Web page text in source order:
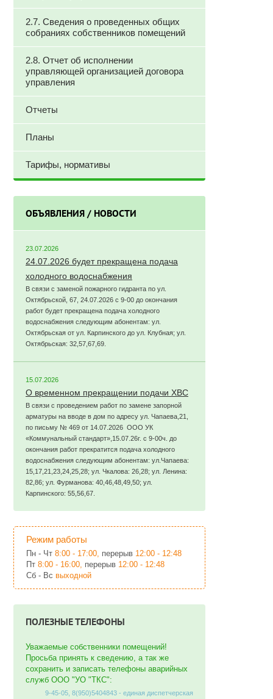
2.7. Сведения о проведенных общих
собраниях собственников помещений
2.8. Отчет об исполнении
управляющей организацией договора
управления
Отчеты
Планы
Тарифы, нормативы
ОБЪЯВЛЕНИЯ / НОВОСТИ
23.07.2026
24.07.2026 будет прекращена подача
холодного водоснабжения
В связи с заменой пожарного гидранта по ул.
Октябрьской, 67, 24.07.2026 с 9-00 до окончания
работ будет прекращена подача холодного
водоснабжения следующим абонентам: ул.
Октябрьская от ул. Карпинского до ул. Клубная; ул.
Октябрьская: 32,57,67,69.
15.07.2026
О временном прекращении подачи ХВС
В связи с проведением работ по замене запорной
арматуры на вводе в дом по адресу ул. Чапаева,21,
по письму № 469 от 14.07.2026 ООО УК
«Коммунальный стандарт»,15.07.26г. с 9-00ч. до
окончания работ прекратится подача холодного
водоснабжения следующим абонентам: ул.Чапаева:
15,17,21,23,24,25,28; ул. Чкалова: 26,28; ул. Ленина:
82,86; ул. Фурманова: 40,46,48,49,50; ул.
Карпинского: 55,56,67.
Режим работы
Пн - Чт 8:00 - 17:00, перерыв 12:00 - 12:48
Пт 8:00 - 16:00, перерыв 12:00 - 12:48
Сб - Вс выходной
ПОЛЕЗНЫЕ ТЕЛЕФОНЫ
Уважаемые собственники помещений!
Просьба принять к сведению, а так же
сохранить и записать телефоны аварийных
служб ООО "УО "ТКС":
9-45-05, 8(950)5404843 - единая диспетчерская